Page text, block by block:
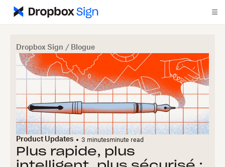
Product Updates 3 minutesminute read
Plus rapide, plus
Dropbox Sign / Blogue